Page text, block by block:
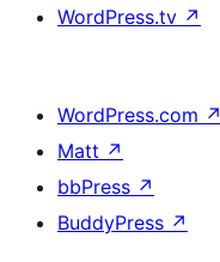
WordPress.tv ↗
WordPress.com ↗
Matt ↗
bbPress ↗
BuddyPress ↗